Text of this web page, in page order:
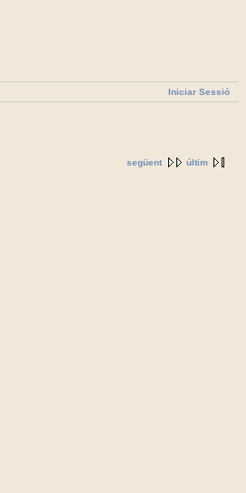
Iniciar Sessió
següent últim